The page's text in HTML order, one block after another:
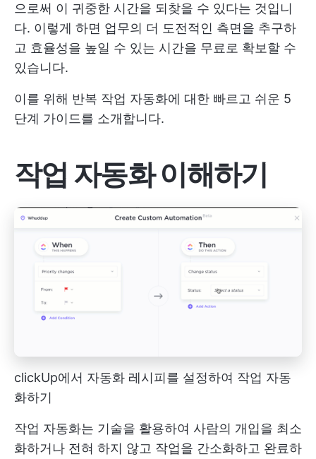
으로써 이 귀중한 시간을 되찾을 수 있다는 것입니
다. 이렇게 하면 업무의 더 도전적인 측면을 추구하
고 효율성을 높일 수 있는 시간을 무료로 확보할 수
있습니다.
이를 위해 반복 작업 자동화에 대한 빠르고 쉬운 5
단계 가이드를 소개합니다.
작업 자동화 이해하기
clickUp에서 자동화 레시피를 설정하여 작업 자동
화하기
작업 자동화는 기술을 활용하여 사람의 개입을 최소
화하거나 전혀 하지 않고 작업을 간소화하고 완료하